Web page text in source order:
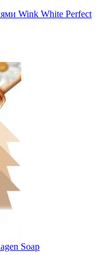
Wink White Perfect
Soap